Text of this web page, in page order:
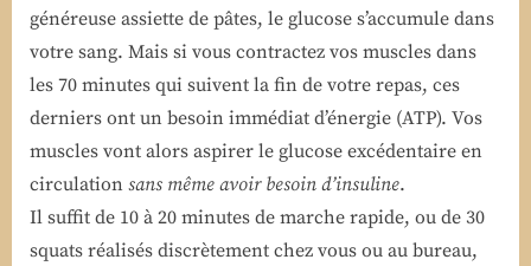
généreuse assiette de pâtes, le glucose s’accumule dans
votre sang. Mais si vous contractez vos muscles dans
les 70 minutes qui suivent la fin de votre repas, ces
derniers ont un besoin immédiat d’énergie (ATP). Vos
muscles vont alors aspirer le glucose excédentaire en
circulation sans même avoir besoin d’insuline.
Il suffit de 10 à 20 minutes de marche rapide, ou de 30
squats réalisés discrètement chez vous ou au bureau,